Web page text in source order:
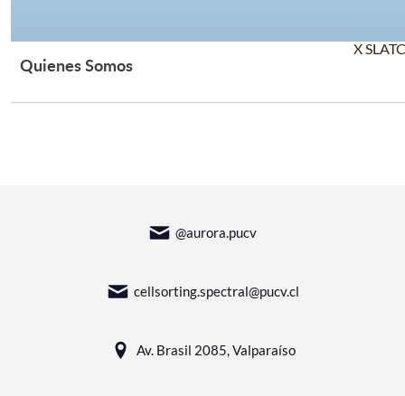
Quienes Somos
X
@aurora.pucv
cellsorting.spectral@pucv.cl
Av. Brasil 2085, Valparaíso